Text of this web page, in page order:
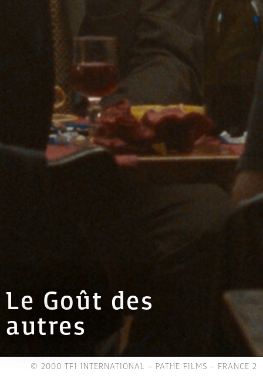
Le Goût des
autres
© 2000 TF1 INTERNATIONAL – PATHE FILMS – FRANCE 2